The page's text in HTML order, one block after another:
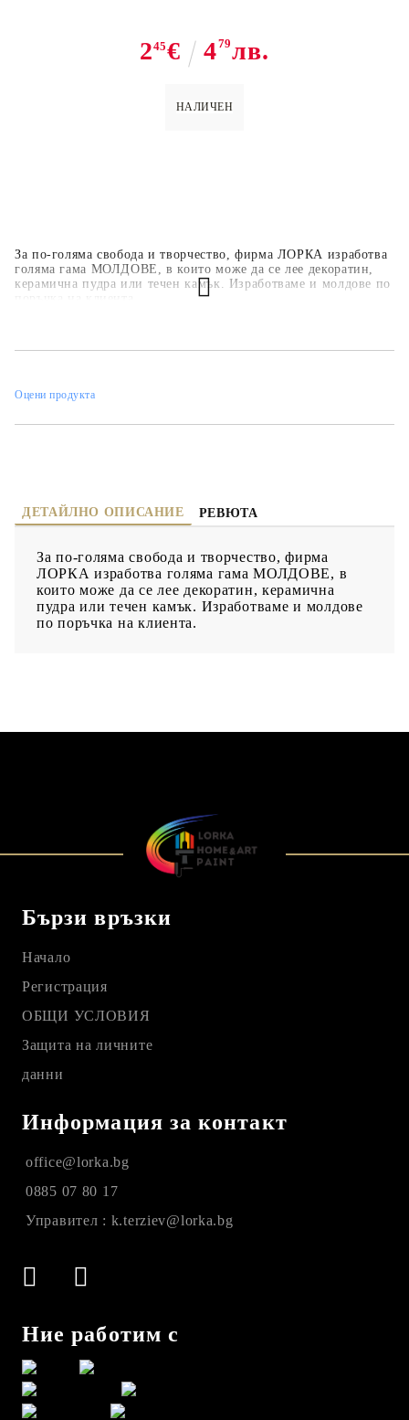
245€ 479лв.
НАЛИЧЕН
За по-голяма свобода и творчество, фирма ЛОРКА изработва
голяма гама МОЛДОВЕ, в които може да се лее декоратин,
керамична пудра или течен камък. Изработваме и молдове по
Оцени продукта
ДЕТАЙЛНО ОПИСАНИЕ РЕВЮТА
За по-голяма свобода и творчество, фирма
ЛОРКА изработва голяма гама МОЛДОВЕ, в
които може да се лее декоратин, керамична
пудра или течен камък. Изработваме и молдове
по поръчка на клиента.
Бързи връзки
Начало
Регистрация
ОБЩИ УСЛОВИЯ
Защита на личните
данни
Информация за контакт
office@lorka.bg
0885 07 80 17
Управител : k.terziev@lorka.bg
Ние работим с